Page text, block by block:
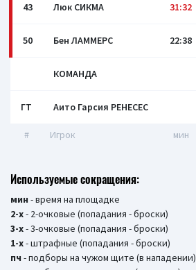
43 Люк СИКМА 31:32
50 Бен ЛАММЕРС 22:38
КОМАНДА
ГТ Аито Гарсия РЕНЕСЕС
# Игрок мин
Используемые сокращения:
мин - время на площадке
2-х- 2-очковые (попадания - броски)
3-х- 3-очковые (попадания - броски)
1-х- штрафные (попадания - броски)
пч - подборы на чужом щите (в нападении)